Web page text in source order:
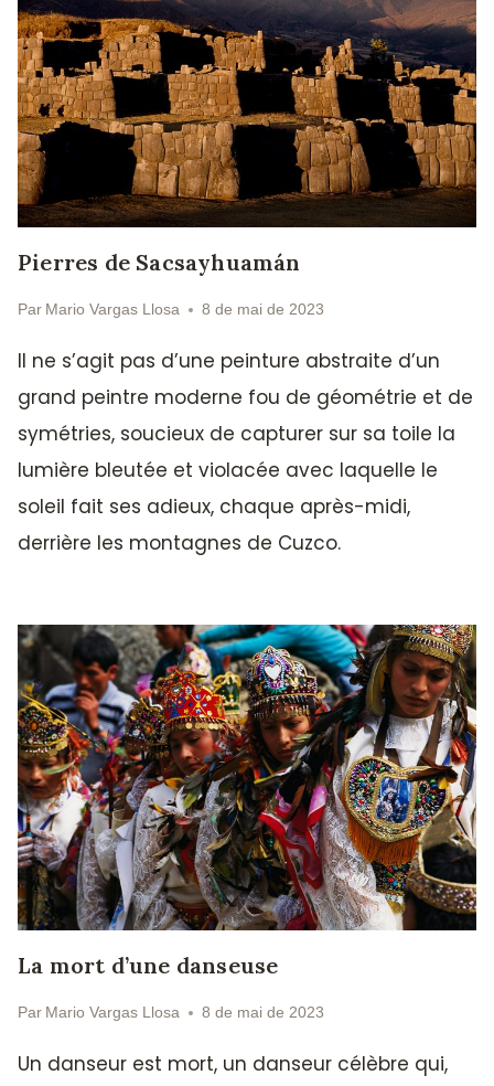
Pierres de Sacsayhuamán
Par Mario Vargas Llosa 8 de mai de 2023
Il ne s’agit pas d’une peinture abstraite d’un
grand peintre moderne fou de géométrie et de
symétries, soucieux de capturer sur sa toile la
lumière bleutée et violacée avec laquelle le
soleil fait ses adieux, chaque après-midi,
derrière les montagnes de Cuzco.
La mort d’une danseuse
Par Mario Vargas Llosa 8 de mai de 2023
Un danseur est mort, un danseur célèbre qui,